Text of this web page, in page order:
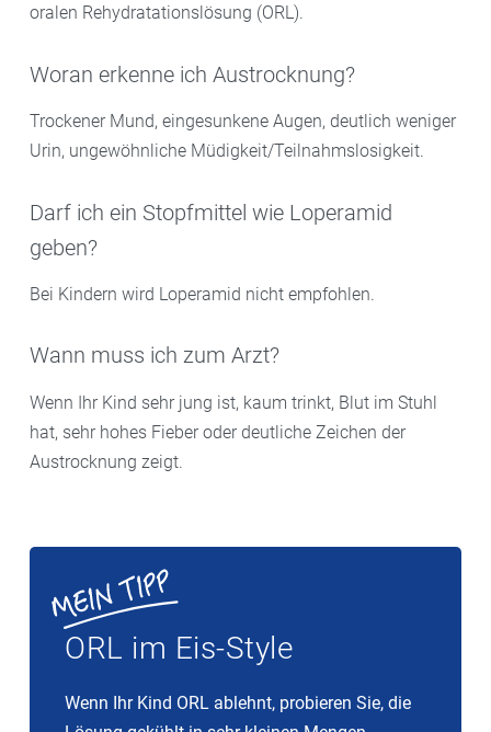
oralen Rehydratationslösung (ORL).
Woran erkenne ich Austrocknung?
Trockener Mund, eingesunkene Augen, deutlich weniger
Urin, ungewöhnliche Müdigkeit/Teilnahmslosigkeit.
Darf ich ein Stopfmittel wie Loperamid
geben?
Bei Kindern wird Loperamid nicht empfohlen.
Wann muss ich zum Arzt?
Wenn Ihr Kind sehr jung ist, kaum trinkt, Blut im Stuhl
hat, sehr hohes Fieber oder deutliche Zeichen der
Austrocknung zeigt.
ORL im Eis-Style
Wenn Ihr Kind ORL ablehnt, probieren Sie, die